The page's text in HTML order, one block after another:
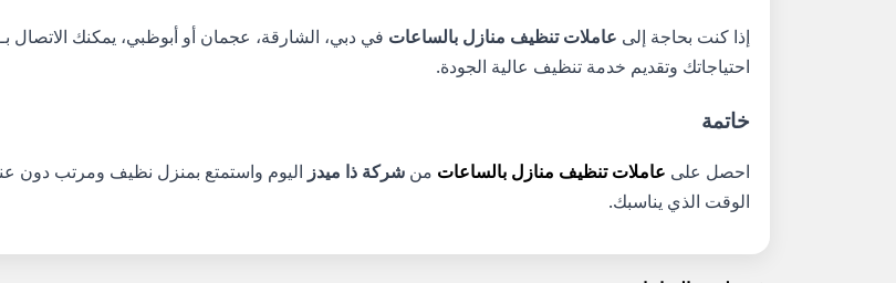
إذا كنت بحاجة إلى عاملات تنظيف منازل بالساعات في دبي، الشارقة، عجمان أو أبوظبي، يمكنك الاتصال بـ
احتياجاتك وتقديم خدمة تنظيف عالية الجودة.
خاتمة
احصل على عاملات تنظيف منازل بالساعات من شركة ذا ميدز اليوم واستمتع بمنزل نظيف ومرتب دون
الوقت الذي يناسبك.